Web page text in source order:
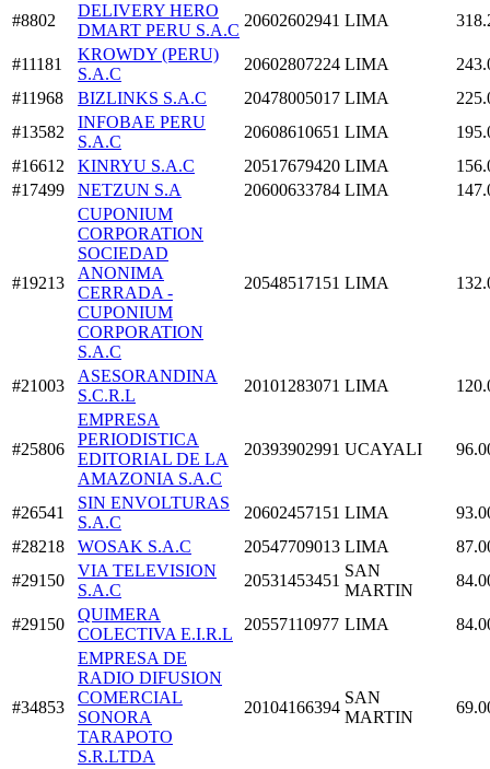
#8802
DELIVERY HERO
DMART PERU S.A.C
20602602941 LIMA
#11181
KROWDY (PERU)
S.A.C
20602807224 LIMA
#11968
BIZLINKS S.A.C 20478005017 LIMA
#13582
INFOBAE PERU
S.A.C
20608610651 LIMA
#16612
KINRYU S.A.C 20517679420 LIMA
#17499
NETZUN S.A 20600633784 LIMA
#19213
CUPONIUM
CORPORATION
SOCIEDAD
ANONIMA
CERRADA -
CUPONIUM
CORPORATION
S.A.C
20548517151 LIMA
#21003
ASESORANDINA
S.C.R.L
20101283071 LIMA
#25806
EMPRESA
PERIODISTICA
EDITORIAL DE LA
AMAZONIA S.A.C
20393902991 UCAYALI
#26541
SIN ENVOLTURAS
S.A.C
20602457151 LIMA
#28218
WOSAK S.A.C 20547709013 LIMA
#29150
VIA TELEVISION
S.A.C
20531453451
SAN
MARTIN
#29150
QUIMERA
COLECTIVA E.I.R.L
20557110977 LIMA
#34853
EMPRESA DE
RADIO DIFUSION
COMERCIAL
SONORA
TARAPOTO
S.R.LTDA
20104166394
SAN
MARTIN